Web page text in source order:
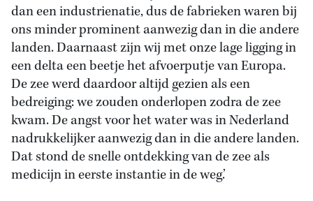
dan een industrienatie, dus de fabrieken waren bij
ons minder prominent aanwezig dan in die andere
landen. Daarnaast zijn wij met onze lage ligging in
een delta een beetje het afvoerputje van Europa.
De zee werd daardoor altijd gezien als een
bedreiging: we zouden onderlopen zodra de zee
kwam. De angst voor het water was in Nederland
nadrukkelijker aanwezig dan in die andere landen.
Dat stond de snelle ontdekking van de zee als
medicijn in eerste instantie in de weg.’